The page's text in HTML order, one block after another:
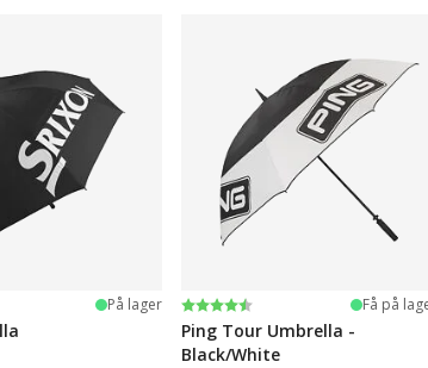
På lager Karakter:
4.4 av 5 mulige Få på
Ping Tour Umbrella -
Black/White